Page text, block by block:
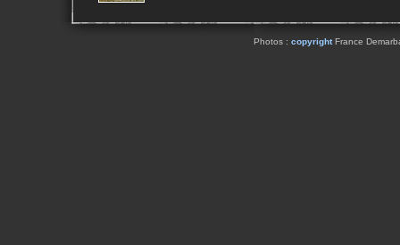
Photos : copyrightFrance